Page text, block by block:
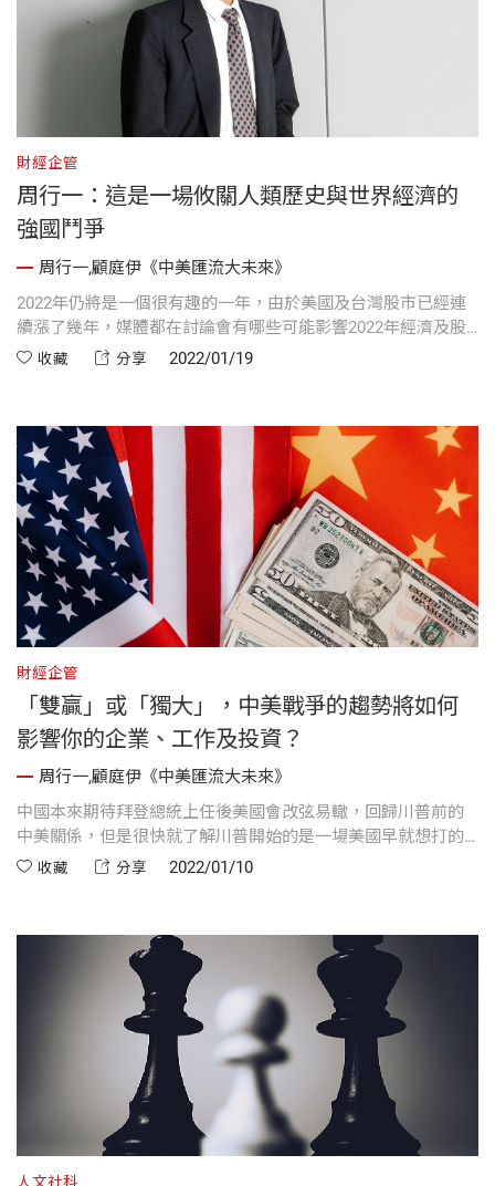
財經企管
周行一：這是一場攸關人類歷史與世界經濟的
強國鬥爭
周行一,顧庭伊《中美匯流大未來》
2022年仍將是一個很有趣的一年，由於美國及台灣股市已經連
續漲了幾年，媒體都在討論會有哪些可能影響2022年經濟及股
市的風險，而中美關係是大家關心的重中之重。
收藏 分享 2022/01/19
財經企管
「雙贏」或「獨大」，中美戰爭的趨勢將如何
影響你的企業、工作及投資？
周行一,顧庭伊《中美匯流大未來》
中國本來期待拜登總統上任後美國會改弦易轍，回歸川普前的
中美關係，但是很快就了解川普開始的是一場美國早就想打的
戰爭，後來的美國總統必定愈打愈烈，直到必須停手為止。
收藏 分享 2022/01/10
人文社科